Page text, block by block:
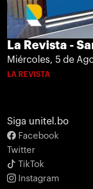
La Revista -
Miércoles, 5 de
LA REVISTA
Siga unitel.bo
Facebook
Twitter
TikTok
Instagram